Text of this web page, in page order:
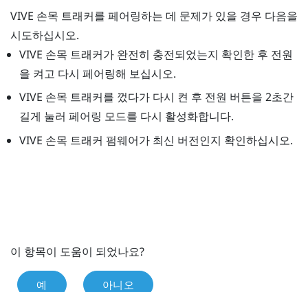
VIVE 손목 트래커를 페어링하는 데 문제가 있을 경우 다음을
시도하십시오.
VIVE 손목 트래커가 완전히 충전되었는지 확인한 후 전원
을 켜고 다시 페어링해 보십시오.
VIVE 손목 트래커를 껐다가 다시 켠 후 전원 버튼을 2초간
길게 눌러 페어링 모드를 다시 활성화합니다.
VIVE 손목 트래커 펌웨어가 최신 버전인지 확인하십시오.
이 항목이 도움이 되었나요?
예 아니오